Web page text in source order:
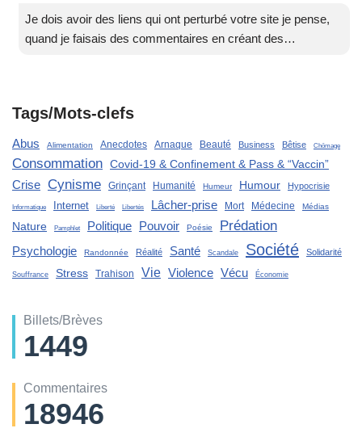
Je dois avoir des liens qui ont perturbé votre site je pense,
quand je faisais des commentaires en créant des…
Tags/Mots-clefs
Abus Alimentation Anecdotes Arnaque Beauté Business Bêtise Chômage
Consommation Covid-19 & Confinement & Pass & “Vaccin”
Crise Cynisme Grinçant Humanité Humeur Humour Hypocrisie
Informatique Internet Liberté Libertés Lâcher-prise Mort Médecine Médias
Nature Pamphlet Politique Pouvoir Poésie Prédation
Psychologie Randonnée Réalité Santé Scandale Société Solidarité
Souffrance Stress Trahison Vie Violence Vécu Économie
Billets/Brèves
1449
Commentaires
18946